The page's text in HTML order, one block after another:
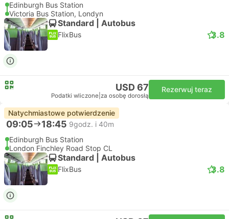
Edinburgh Bus Station
Victoria Bus Station, Londyn
Standard | Autobus
FlixBus 3.8
USD 67
Podatki wliczone za osobę dorosłą
Rezerwuj teraz
Natychmiastowe potwierdzenie
09:05 18:45 9godz. i 40m
Edinburgh Bus Station
London Finchley Road Stop CL
Standard | Autobus
FlixBus 3.8